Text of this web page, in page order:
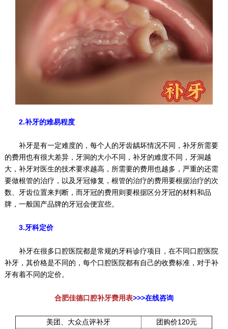
2.补牙的难易程度
补牙是有一定难度的，每个人的牙齿龋坏情况不同，补牙所需要
的费用也有很大差异，牙洞的大小不同，补牙的难度不同，牙洞越
大，补牙对医生的技术要求越高，所需要的费用也越多，严重的还需
要做根管的治疗，以及牙冠修复，根管的治疗的费用要根据治疗的次
数、牙齿位置来判断，而牙冠的费用则要根据区分牙冠的材料和品
牌，一般国产品牌的牙冠会便宜些。
3.牙科定价
补牙在很多口腔医院都是常规的牙科诊疗项目，在不同口腔医院
补牙，其价格是不同的，每个口腔医院都有自己的收费标准，对于补
牙有着不同的定价。
合肥佳德口腔补牙费用表>>>在线咨询
美团、大众点评补牙
团购价120元